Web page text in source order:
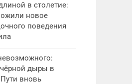
в столетие:
новое
поведения
дыры в
вновь